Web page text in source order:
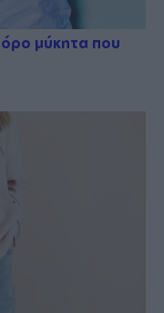
μύκητα που